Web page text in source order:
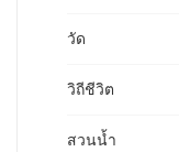
วัด
วิถีชีวิต
สวนน้ำ